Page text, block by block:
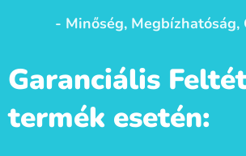
- Minőség, Megbízhatóság,
Garanciális
termék esetén: